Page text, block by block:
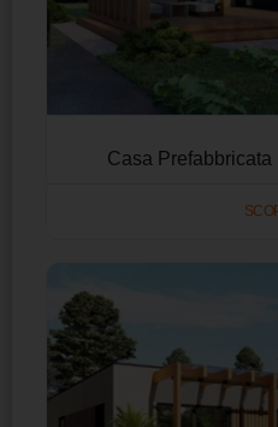
Casa